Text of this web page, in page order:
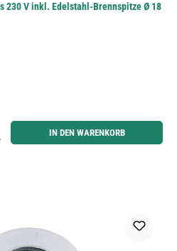
230 V inkl. Edelstahl-Brennspitze Ø 18
ein oder benutze die Schaltflächen um die Anzahl zu
IN DEN WARENKORB